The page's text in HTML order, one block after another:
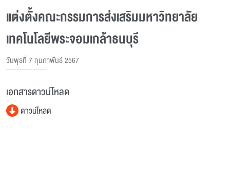
แต่งตั้งคณะกรรมการส่งเสริมมหาวิทยาลัย
เทคโนโลยีพระจอมเกล้าธนบุรี
วันพุธที่ 7 กุมภาพันธ์ 2567
เอกสารดาวน์โหลด
ดาวน์โหลด